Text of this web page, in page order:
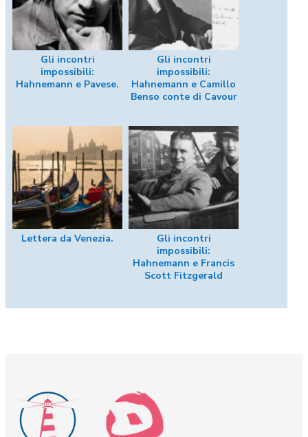
Gli incontri
impossibili:
Hahnemann e Pavese.
Gli incontri
impossibili:
Hahnemann e Camillo
Benso conte di Cavour
Lettera da Venezia.
Gli incontri
impossibili:
Hahnemann e Francis
Scott Fitzgerald